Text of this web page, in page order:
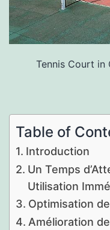
Tennis Court in
Table of
Introduction
Un Temps
Utilisation
Optimisation
Amélioration